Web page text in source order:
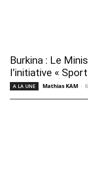
Burkina : Le
l’initiative «
A LA UNE Mathias KAM -